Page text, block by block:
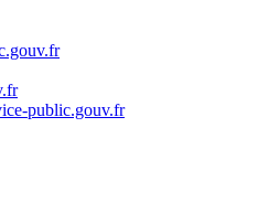
public.gouv.fr